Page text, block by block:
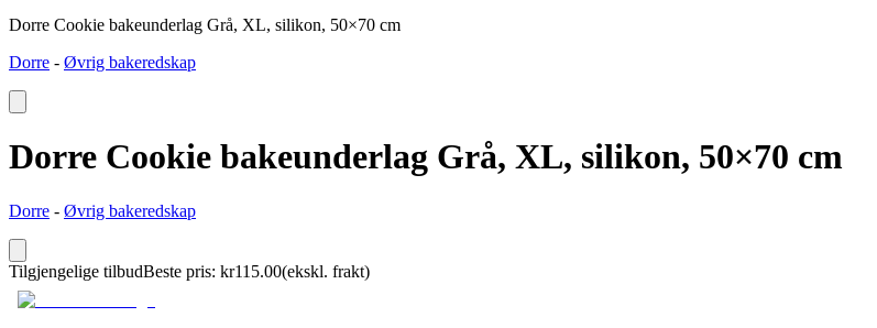
Dorre Cookie bakeunderlag Grå, XL, silikon, 50×70 cm
Dorre - Øvrig bakeredskap
Dorre Cookie bakeunderlag Grå, XL, silikon, 50×70 cm
Dorre - Øvrig bakeredskap
Tilgjengelige tilbudBeste pris: kr115.00(ekskl. frakt)